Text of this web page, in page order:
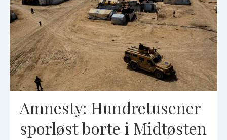
Amnesty: Hundretusener
sporløst borte i Midtøsten